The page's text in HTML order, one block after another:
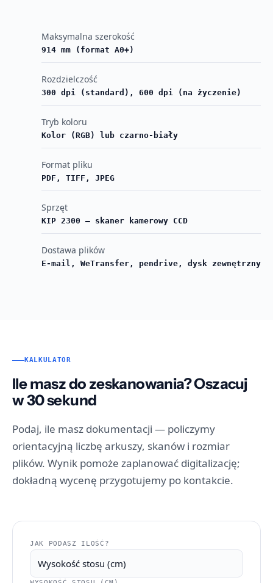
Maksymalna szerokość
914 mm (format A0+)
Rozdzielczość
300 dpi (standard), 600 dpi (na życzenie)
Tryb koloru
Kolor (RGB) lub czarno-biały
Format pliku
PDF, TIFF, JPEG
Sprzęt
KIP 2300 — skaner kamerowy CCD
Dostawa plików
E-mail, WeTransfer, pendrive, dysk zewnętrzny
KALKULATOR
Ile masz do zeskanowania? Oszacuj
w 30 sekund
Podaj, ile masz dokumentacji — policzymy
orientacyjną liczbę arkuszy, skanów i rozmiar
plików. Wynik pomoże zaplanować digitalizację;
dokładną wycenę przygotujemy po kontakcie.
JAK PODASZ ILOŚĆ?